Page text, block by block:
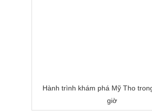
Hành trình khám phá Mỹ Tho
giờ